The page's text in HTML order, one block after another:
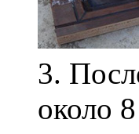
3.
около